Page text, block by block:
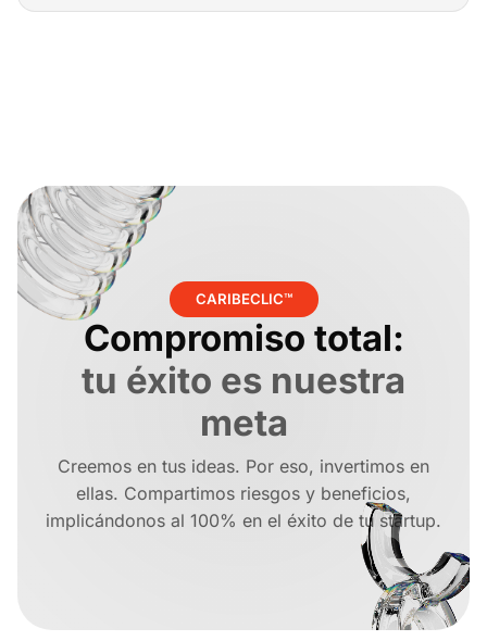
Nuestro objetivo es ayudarte a aumentar tu visibilidad
CARIBECLIC™
Compromiso total:
tu éxito es nuestra
meta
Creemos en tus ideas. Por eso, invertimos en
ellas. Compartimos riesgos y beneficios,
implicándonos al 100% en el éxito de tu startup.